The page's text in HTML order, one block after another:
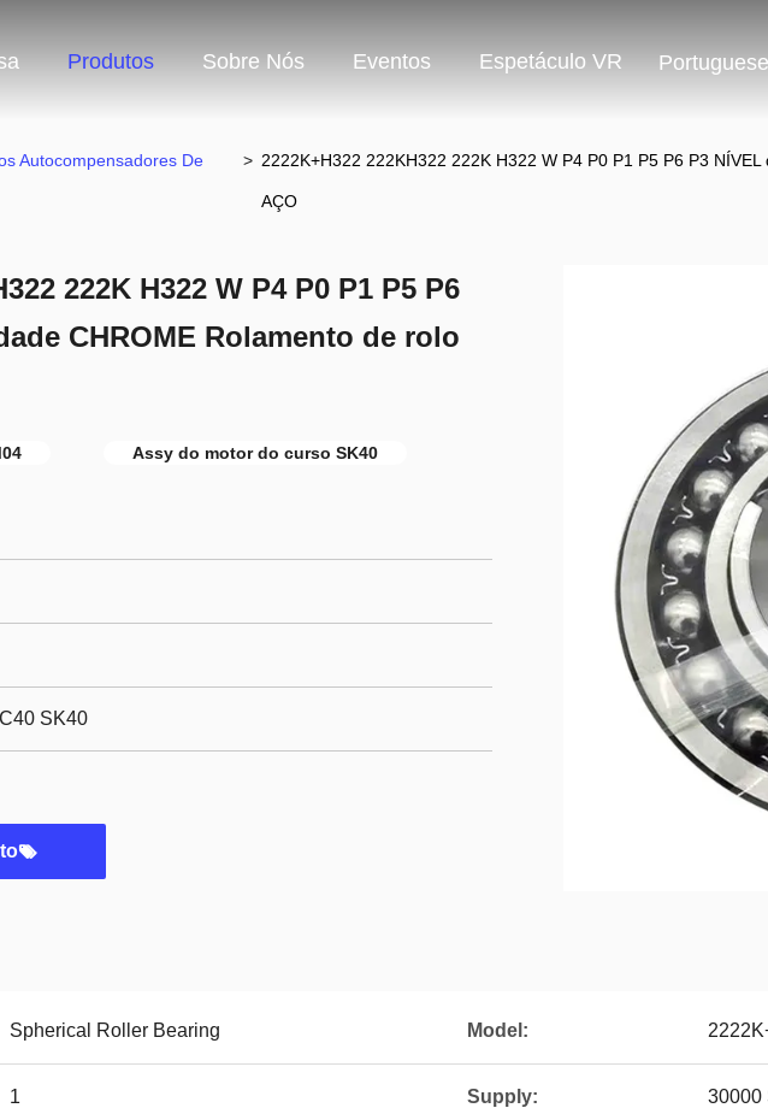
Produtos Sobre Nós Eventos Espetáculo VR Portuguese
Autocompensadores De > 2222K+H322 222KH322 222K H322 W P4 P0 P1 P5 P6 P3
AÇO
222K H322 W P4 P0 P1 P5 P6
CHROME Rolamento de rolo
Assy do motor do curso SK40
SK40
Spherical Roller Bearing Model:
1 Supply: 30000